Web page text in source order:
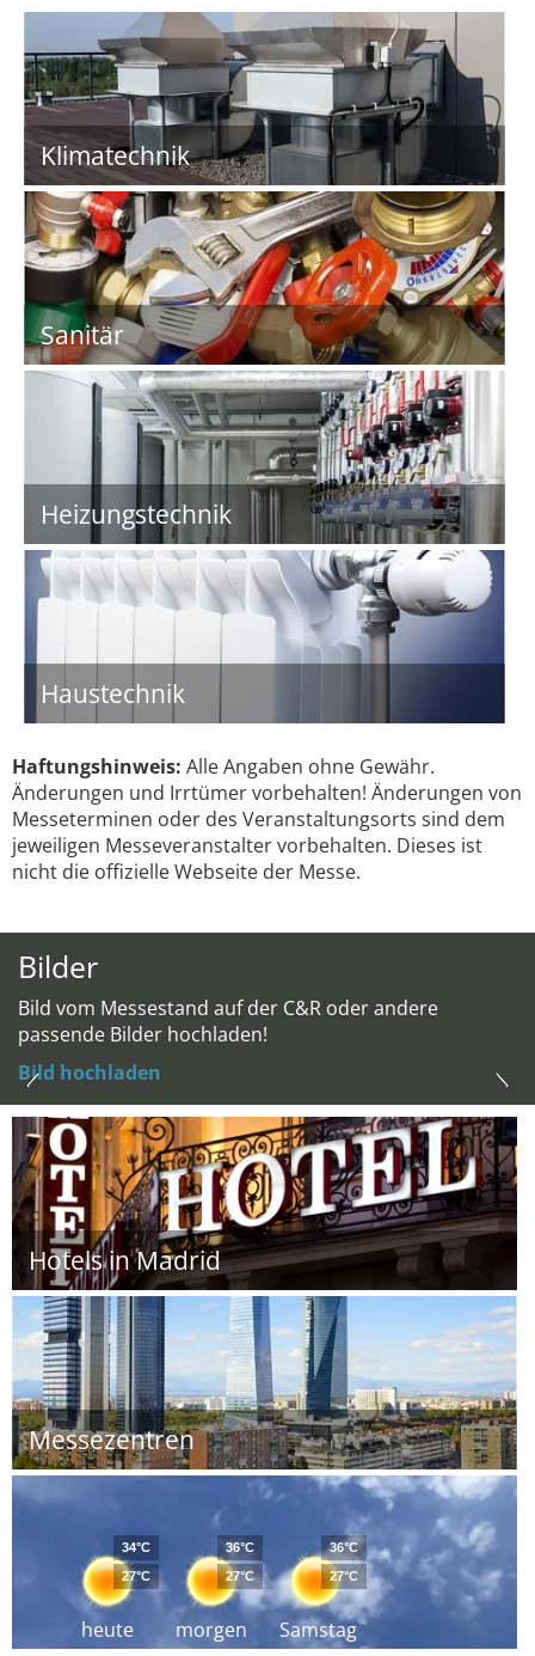
Klimatechnik
Sanitär
Heizungstechnik
Haustechnik
Haftungshinweis: Alle Angaben ohne Gewähr.
Änderungen und Irrtümer vorbehalten! Änderungen von
Messeterminen oder des Veranstaltungsorts sind dem
jeweiligen Messeveranstalter vorbehalten. Dieses ist
nicht die offizielle Webseite der Messe.
Bilder
Bild vom Messestand auf der C&R oder andere
passende Bilder hochladen!
Bild hochladen
Hotels in Madrid
Messezentren
heute
34°C
27°C
morgen
36°C
27°C
Samstag
36°C
27°C